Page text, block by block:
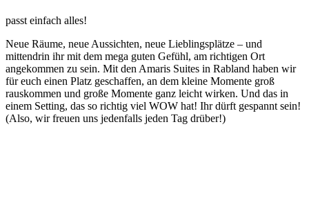
passt einfach alles!
Neue Räume, neue Aussichten, neue Lieblingsplätze – und
mittendrin ihr mit dem mega guten Gefühl, am richtigen Ort
angekommen zu sein. Mit den Amaris Suites in Rabland haben wir
für euch einen Platz geschaffen, an dem kleine Momente groß
rauskommen und große Momente ganz leicht wirken. Und das in
einem Setting, das so richtig viel WOW hat! Ihr dürft gespannt sein!
(Also, wir freuen uns jedenfalls jeden Tag drüber!)